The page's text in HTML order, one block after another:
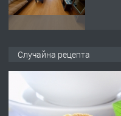
Случайна рецепта